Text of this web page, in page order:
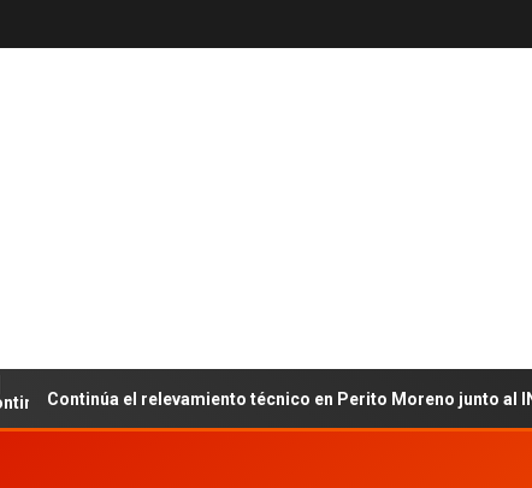
Continúa el relevamiento técnico en Perito Moreno junto al INET y